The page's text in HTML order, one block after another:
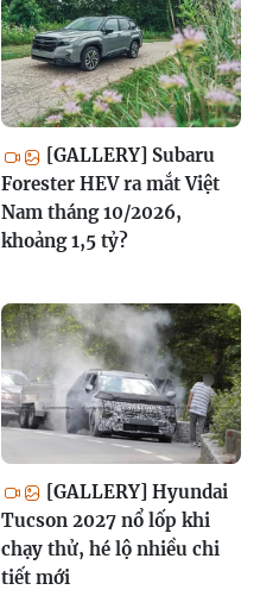
[GALLERY] Subaru
Forester HEV ra mắt Việt
Nam tháng 10/2026,
khoảng 1,5 tỷ?
[GALLERY] Hyundai
Tucson 2027 nổ lốp khi
chạy thử, hé lộ nhiều chi
tiết mới